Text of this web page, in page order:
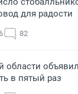
для радости
82
области
в пятый раз